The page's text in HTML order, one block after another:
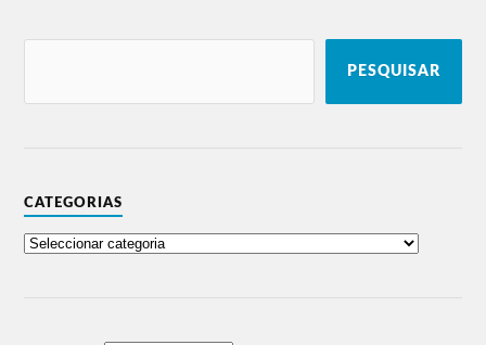
PESQUISAR
CATEGORIAS